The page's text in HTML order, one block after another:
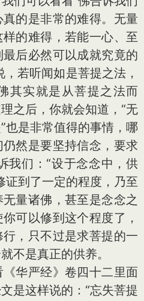
的是非常的难得。无量
的难得，若能一心、至
后必然可以成就究竟的
若听闻如是菩提之法，
其实就是从菩提之法而
之后，你就会知道，“无
也是非常值得的事情，哪
然是要坚持信念，要求
我们：“设于念念中，供
证到了一定的程度，乃至
量诸佛，甚至是念念之
可以修到这个程度了，
，只不过是求菩提的一
不是真正的供养。
华严经》卷四十二里面
是这样说的：“忘失菩提